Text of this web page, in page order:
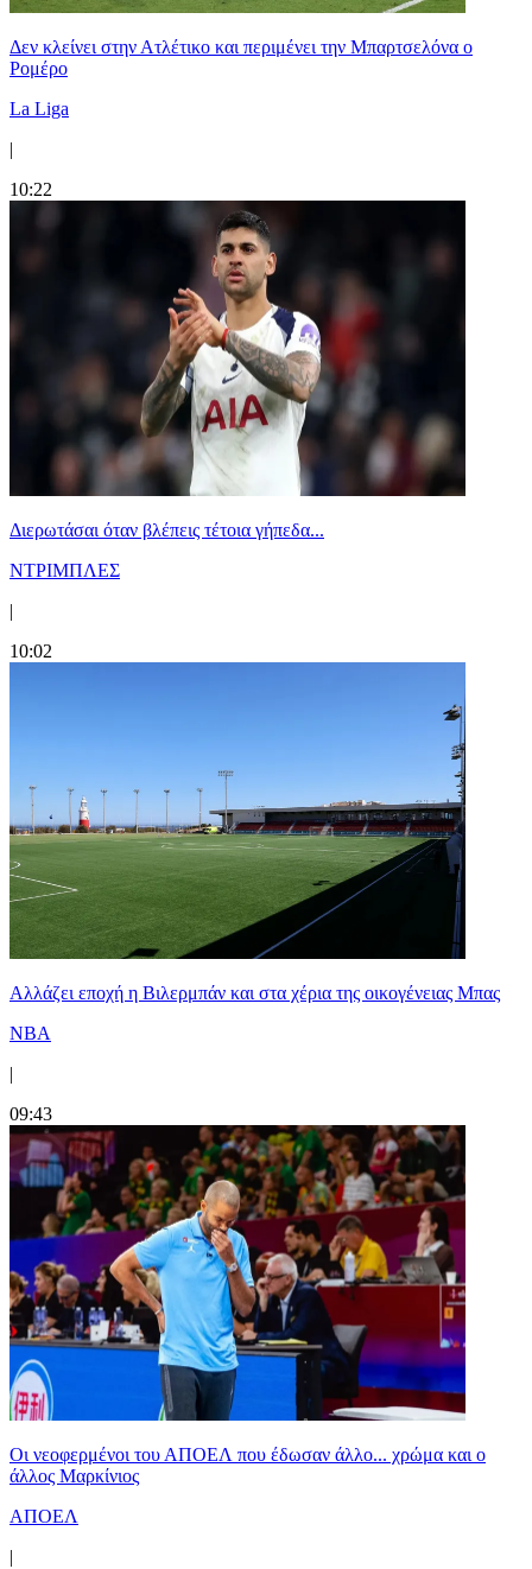
Δεν κλείνει στην Ατλέτικο και περιμένει την Μπαρτσελόνα ο
Ρομέρο
La Liga
|
10:22
Διερωτάσαι όταν βλέπεις τέτοια γήπεδα...
ΝΤΡΙΜΠΛΕΣ
|
10:02
Aλλάζει εποχή η Βιλερμπάν και στα χέρια της οικογένειας Μπας
NBA
|
09:43
Οι νεοφερμένοι του ΑΠΟΕΛ που έδωσαν άλλο... χρώμα και ο
άλλος Μαρκίνιος
ΑΠΟΕΛ
|